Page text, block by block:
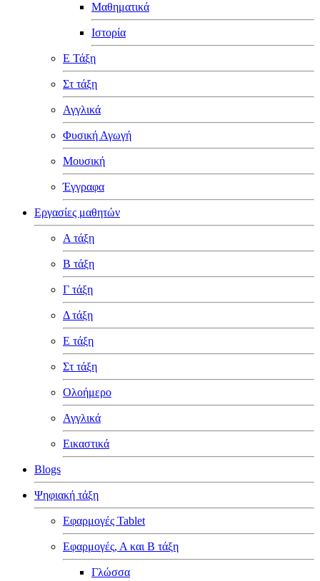
Μαθηματικά
Ιστορία
Ε Τάξη
Στ τάξη
Αγγλικά
Φυσική Αγωγή
Μουσική
Έγγραφα
Εργασίες μαθητών
Α τάξη
Β τάξη
Γ τάξη
Δ τάξη
Ε τάξη
Στ τάξη
Ολοήμερο
Αγγλικά
Εικαστικά
Blogs
Ψηφιακή τάξη
Εφαρμογές Tablet
Εφαρμογές, Α και Β τάξη
Γλώσσα